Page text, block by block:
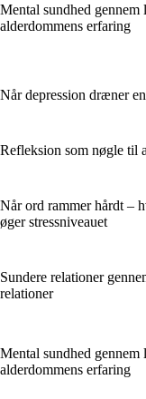
Mental sundhed
alderdommens erfaring
Når depression dræner
Refleksion som nøgle til
Når ord rammer hårdt –
øger stressniveauet
Sundere relationer
relationer
Mental sundhed
alderdommens erfaring